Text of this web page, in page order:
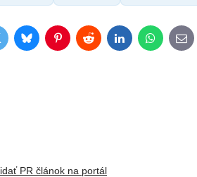
BlueskyPinterestRedditLinkedInWhatsApp
E-
mail
PR článok na portál